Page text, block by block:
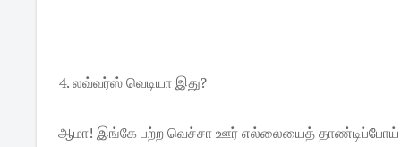
4. லவ்வர்ஸ் வெடியா இது?
ஆமா! இங்கே பற்ற வெச்சா ஊர் எல்லையைத் தாண்டிப்போய்